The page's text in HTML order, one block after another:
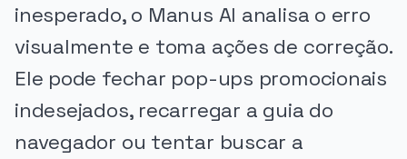
inesperado, o Manus AI analisa o erro
visualmente e toma ações de correção.
Ele pode fechar pop-ups promocionais
indesejados, recarregar a guia do
navegador ou tentar buscar a